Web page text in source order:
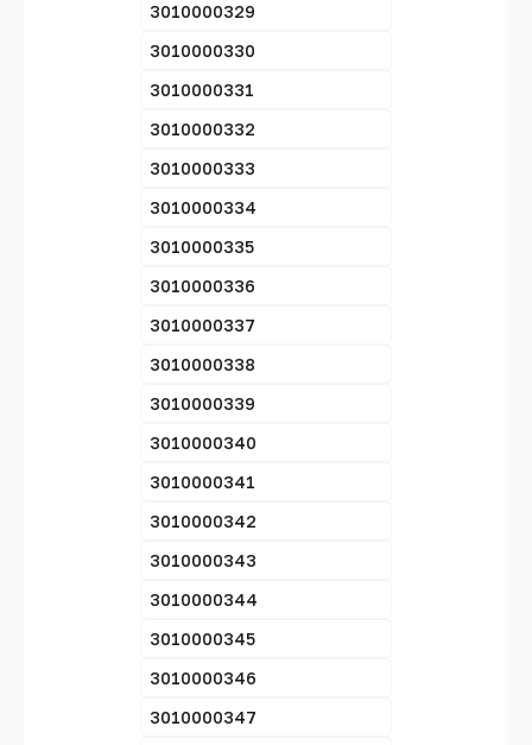
3010000329
3010000330
3010000331
3010000332
3010000333
3010000334
3010000335
3010000336
3010000337
3010000338
3010000339
3010000340
3010000341
3010000342
3010000343
3010000344
3010000345
3010000346
3010000347